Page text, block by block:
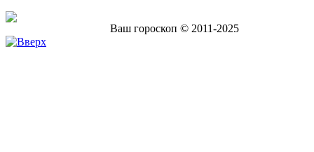
Ваш гороскоп © 2011-2025